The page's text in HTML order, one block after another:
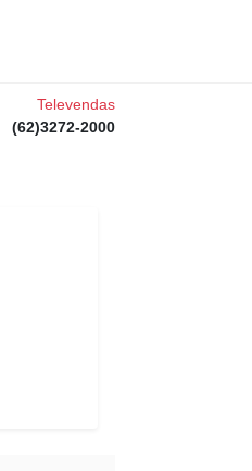
Televendas
(62)3272-2000